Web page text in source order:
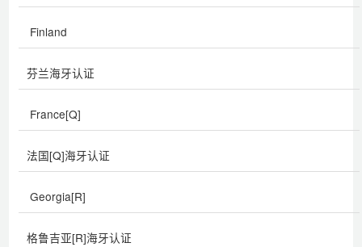
Finland
芬兰海牙认证
France[Q]
法国[Q]海牙认证
Georgia[R]
格鲁吉亚[R]海牙认证